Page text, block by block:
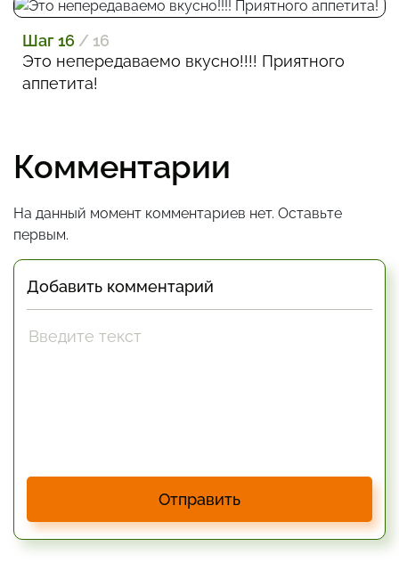
Шаг 16 / 16
Это непередаваемо вкусно!!!! Приятного
аппетита!
Комментарии
На данный момент комментариев нет. Оставьте
первым.
Добавить комментарий
Отправить